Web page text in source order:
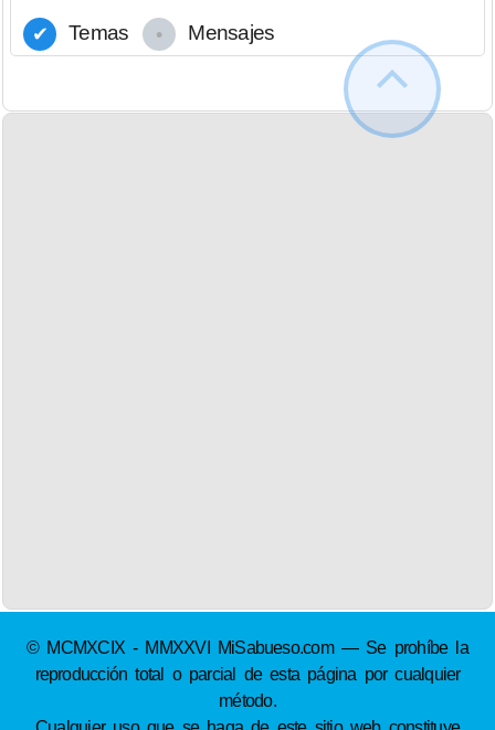
Temas
Mensajes
© MCMXCIX - MMXXVI MiSabueso.com — Se prohíbe la
reproducción total o parcial de esta página por cualquier
método.